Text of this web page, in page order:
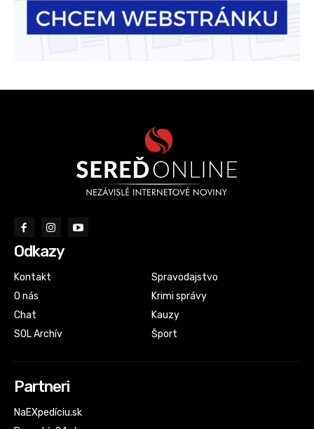
Odkazy
Kontakt
O nás
Chat
SOL Archív
Spravodajstvo
Krimi správy
Kauzy
Šport
Partneri
NaEXpedíciu.sk